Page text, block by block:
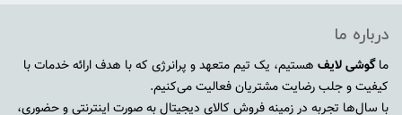
درباره ما
ماگوشی لایف هستیم، یک تیم متعهد و پرانرژی که با هدف ارائه خدمات با
کیفیت و جلب رضایت مشتریان فعالیت می‌کنیم.
با سال‌ها تجربه در زمینه فروش کالای دیجیتال به صورت اینترنتی و حضوری،